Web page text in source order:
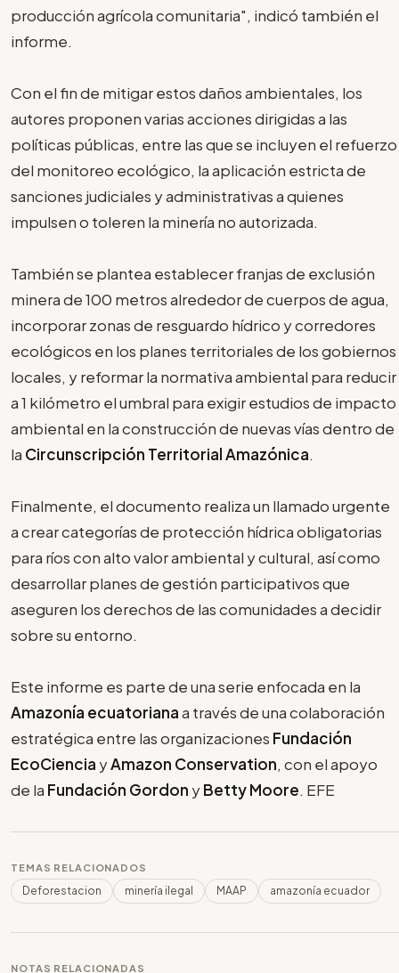
producción agrícola comunitaria", indicó también el
informe.
Con el fin de mitigar estos daños ambientales, los
autores proponen varias acciones dirigidas a las
políticas públicas, entre las que se incluyen el refuerzo
del monitoreo ecológico, la aplicación estricta de
sanciones judiciales y administrativas a quienes
impulsen o toleren la minería no autorizada.
También se plantea establecer franjas de exclusión
minera de 100 metros alrededor de cuerpos de agua,
incorporar zonas de resguardo hídrico y corredores
ecológicos en los planes territoriales de los gobiernos
locales, y reformar la normativa ambiental para reducir
a 1 kilómetro el umbral para exigir estudios de impacto
ambiental en la construcción de nuevas vías dentro de
la Circunscripción Territorial Amazónica.
Finalmente, el documento realiza un llamado urgente
a crear categorías de protección hídrica obligatorias
para ríos con alto valor ambiental y cultural, así como
desarrollar planes de gestión participativos que
aseguren los derechos de las comunidades a decidir
sobre su entorno.
Este informe es parte de una serie enfocada en la
Amazonía ecuatorianaa través de una colaboración
estratégica entre las organizaciones Fundación
EcoCiencia yAmazon Conservation, con el apoyo
de la Fundación Gordon yBetty Moore. EFE
TEMAS RELACIONADOS
Deforestacion minería ilegal MAAP amazonía ecuador
NOTAS RELACIONADAS